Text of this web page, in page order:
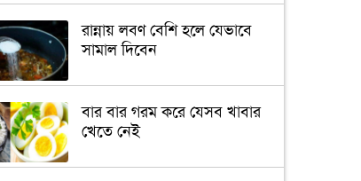
রান্নায় লবণ বেশি হলে যেভাবে
সামাল দিবেন
বার বার গরম করে যেসব খাবার
খেতে নেই